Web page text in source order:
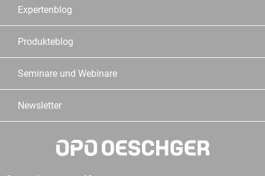
Expertenblog
Produkteblog
Seminare und Webinare
Newsletter